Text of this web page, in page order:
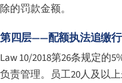
除的罚款金额。
第四层——配额执法追缴
Law 10/2018第26条规定的
负责管理。员工20人及以